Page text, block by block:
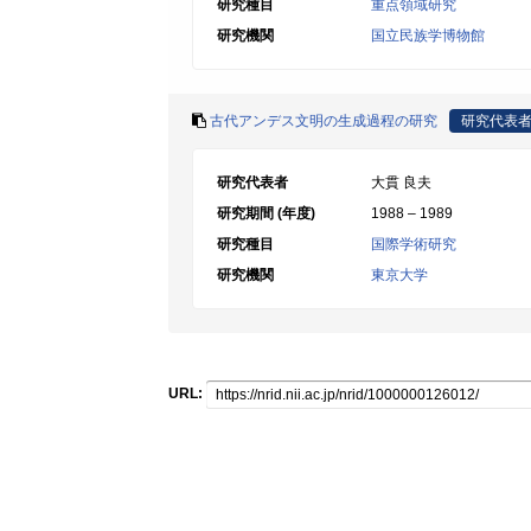
研究種目
重点領域研究
研究機関
国立民族学博物館
古代アンデス文明の生成過程の研究 研究代表者
研究代表者
大貫 良夫
研究期間 (年度)
1988 – 1989
研究種目
国際学術研究
研究機関
東京大学
URL: